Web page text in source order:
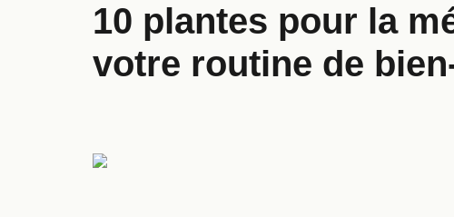
10 plantes pour la
votre routine de